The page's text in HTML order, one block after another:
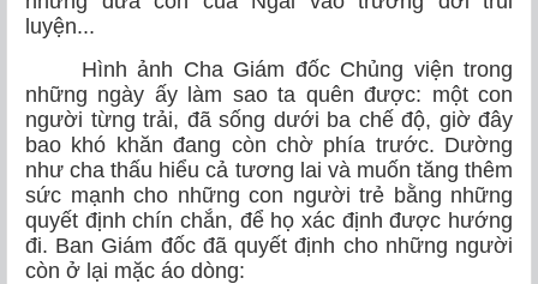
luyện...
Hình ảnh Cha Giám đốc Chủng viện trong
những ngày ấy làm sao ta quên được: một con
người từng trải, đã sống dưới ba chế độ, giờ đây
bao khó khăn đang còn chờ phía trước. Dường
như cha thấu hiểu cả tương lai và muốn tăng thêm
sức mạnh cho những con người trẻ bằng những
quyết định chín chắn, để họ xác định được hướng
đi. Ban Giám đốc đã quyết định cho những người
còn ở lại mặc áo dòng: